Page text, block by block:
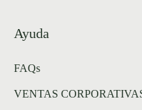
Ayuda
FAQs
VENTAS